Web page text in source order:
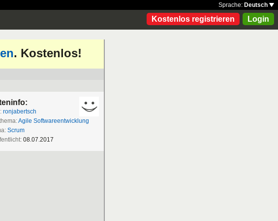
Sprache: Deutsch
Kostenlos registrieren Login
. Kostenlos!
ronjabertsch
Agile Softwareentwicklung
Scrum
08.07.2017